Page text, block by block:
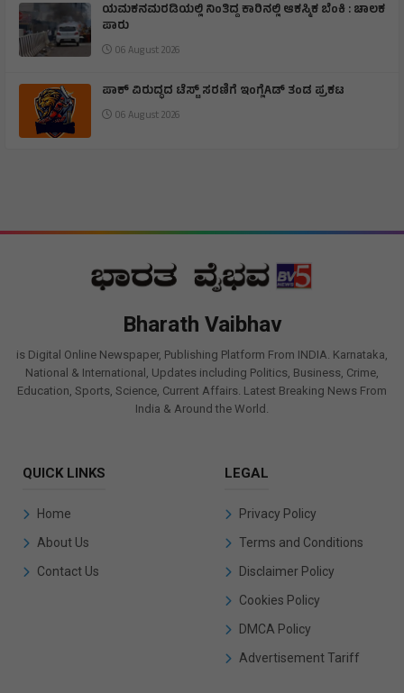
ಯಮಕನಮರಡಿಯಲ್ಲಿ ನಿಂತಿದ್ದ ಕಾರಿನಲ್ಲಿ ಆಕಸ್ಮಿಕ ಬೆಂಕಿ : ಚಾಲಕ
ಪಾರು
06 August 2026
ಪಾಕ್ ವಿರುದ್ಧದ ಟೆಸ್ಟ್ ಸರಣಿಗೆ ಇಂಗ್ಲೆAಡ್ ತಂಡ ಪ್ರಕಟ
06 August 2026
Bharath Vaibhav
is Digital Online Newspaper, Publishing Platform From INDIA. Karnataka,
National & International, Updates including Politics, Business, Crime,
Education, Sports, Science, Current Affairs. Latest Breaking News From
India & Around the World.
QUICK LINKS
Home
About Us
Contact Us
LEGAL
Privacy Policy
Terms and Conditions
Disclaimer Policy
Cookies Policy
DMCA Policy
Advertisement Tariff